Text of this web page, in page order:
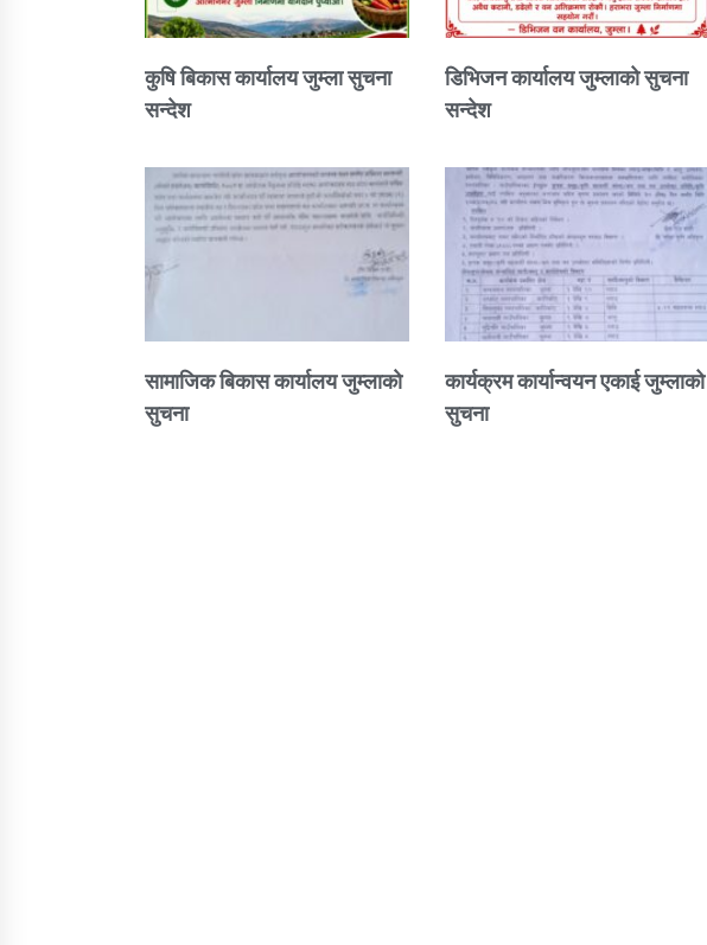
कुषि बिकास कार्यालय जुम्ला सुचना
सन्देश
डिभिजन कार्यालय जुम्लाको सुचना
सन्देश
सामाजिक बिकास कार्यालय जुम्लाकाे
सुचना
कार्यक्रम कार्यान्वयन एकाई जुम्लाको
सुचना